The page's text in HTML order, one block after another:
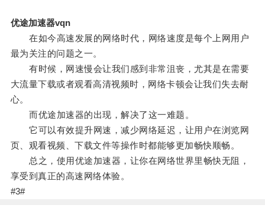
优途加速器vqn
在如今高速发展的网络时代，网络速度是每个上网用户
最为关注的问题之一。
有时候，网速慢会让我们感到非常沮丧，尤其是在需要
大流量下载或者观看高清视频时，网络卡顿会让我们失去耐
心。
而优途加速器的出现，解决了这一难题。
它可以有效提升网速，减少网络延迟，让用户在浏览网
页、观看视频、下载文件等操作时都能够更加畅快顺畅。
总之，使用优途加速器，让你在网络世界里畅快无阻，
享受到真正的高速网络体验。
#3#